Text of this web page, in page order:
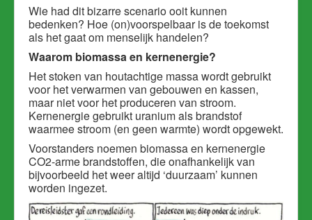
Wie had dit bizarre scenario ooit kunnen
bedenken? Hoe (on)voorspelbaar is de toekomst
als het gaat om menselijk handelen?
Waarom biomassa en kernenergie?
Het stoken van houtachtige massa wordt gebruikt
voor het verwarmen van gebouwen en kassen,
maar niet voor het produceren van stroom.
Kernenergie gebruikt uranium als brandstof
waarmee stroom (en geen warmte) wordt opgewekt.
Voorstanders noemen biomassa en kernenergie
CO2-arme brandstoffen, die onafhankelijk van
bijvoorbeeld het weer altijd ‘duurzaam’ kunnen
worden ingezet.